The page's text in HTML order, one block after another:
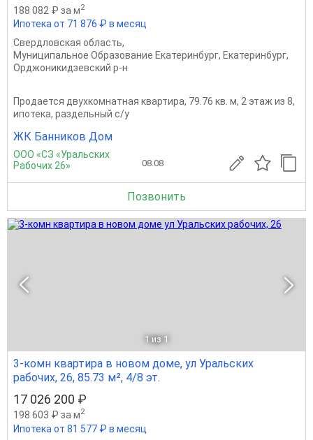
188 082 ₽ за м2
Ипотека от 71 876 ₽ в месяц
Свердловская область,
Муниципальное Образование Екатеринбург, Екатеринбург,
Орджоникидзевский р-н
Продается двухкомнатная квартира, 79.76 кв. м, 2 этаж из 8,
ипотека, раздельный с/у
ЖК Банников Дом
ООО «СЗ «Уральских
Рабочих 26»
08.08
Позвонить
1 из 1
3-комн квартира в новом доме, ул Уральских
рабочих, 26, 85.73 м², 4/8 эт.
17 026 200 ₽
198 603 ₽ за м2
Ипотека от 81 577 ₽ в месяц